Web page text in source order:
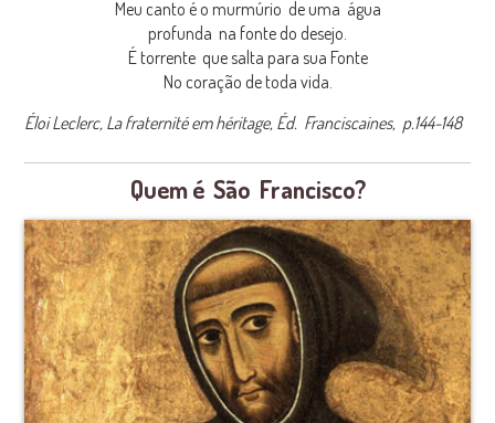
Meu canto é o murmúrio de uma água
profunda na fonte do desejo.
É torrente que salta para sua Fonte
No coração de toda vida.
Éloi Leclerc, La fraternité em héritage, Éd. Franciscaines, p.144-148
Quem é São Francisco?